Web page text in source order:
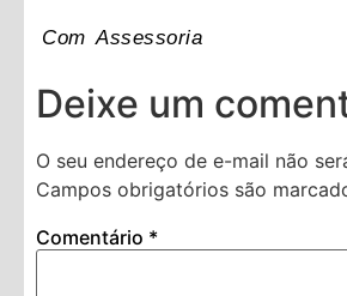
Com Assessoria
Deixe um
O seu endereço de e-mail não
Campos obrigatórios são
Comentário *